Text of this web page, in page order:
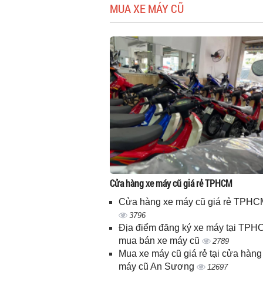
MUA XE MÁY CŨ
Cửa hàng xe máy cũ giá rẻ TPHCM
Cửa hàng xe máy cũ giá rẻ
3796
Địa điểm đăng ký xe máy tại
mua bán xe máy cũ
2789
Mua xe máy cũ giá rẻ tại cửa
máy cũ An Sương
12697